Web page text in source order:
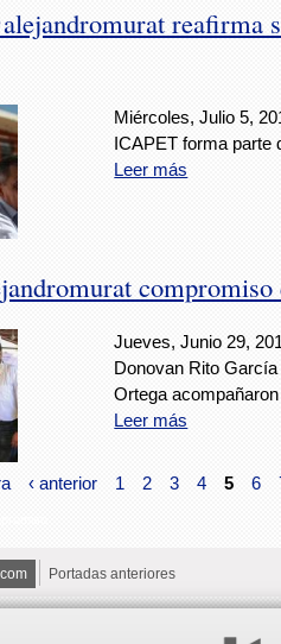
reafirma
Miércoles, Julio 5,
ICAPET forma parte
Leer más
compromiso
Jueves, Junio 29,
Donovan Rito
Ortega
Leer más
‹ anterior 1 2 3 4 5 6
Portadas anteriores